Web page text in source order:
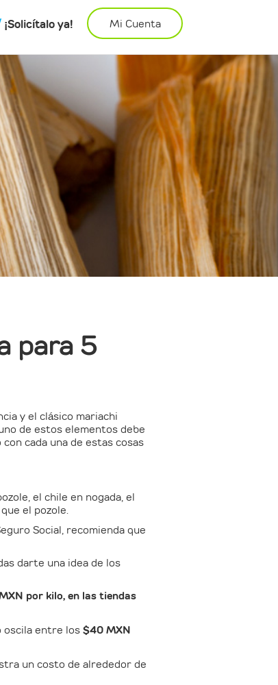
¡Solicítalo ya! Mi Cuenta
para 5
y el clásico mariachi
de estos elementos debe
cada una de estas cosas
el chile en nogada, el
el pozole.
Social, recomienda que
darte una idea de los
por kilo, en las tiendas
oscila entre los $40 MXN
un costo de alrededor de